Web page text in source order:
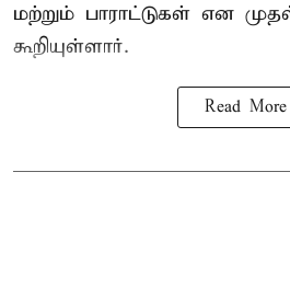
மற்றும் பாராட்டுகள் என
கூறியுள்ளார்.
Read More